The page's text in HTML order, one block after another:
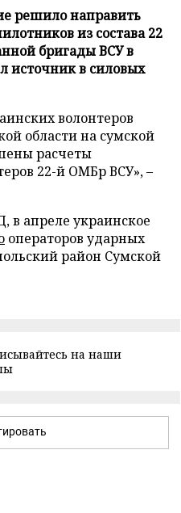
решило направить
из состава 22
бригады ВСУ в
источник в силовых
волонтеров
области на сумской
расчеты
22-й ОМБр ВСУ», –
в апреле украинское
операторов ударных
район Сумской
на наши